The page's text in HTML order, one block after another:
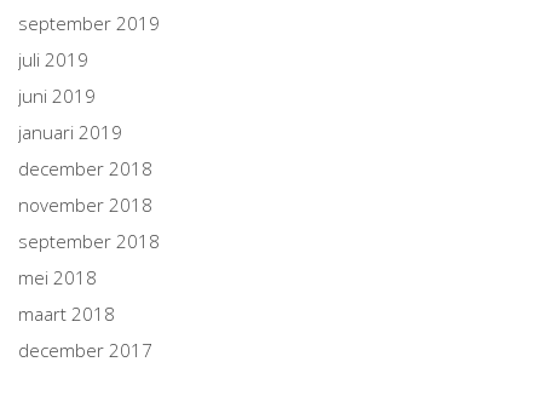
september 2019
juli 2019
juni 2019
januari 2019
december 2018
november 2018
september 2018
mei 2018
maart 2018
december 2017